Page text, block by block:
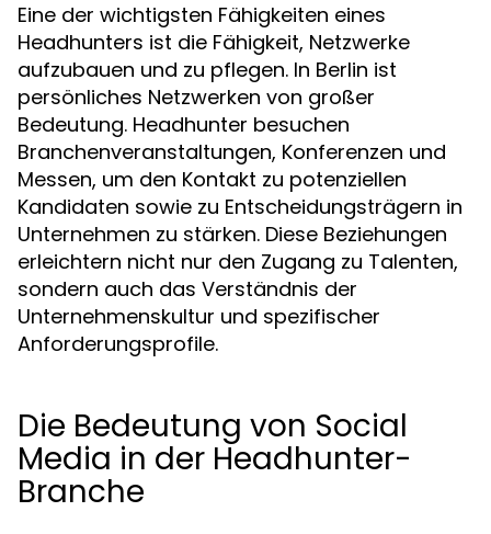
Eine der wichtigsten Fähigkeiten eines
Headhunters ist die Fähigkeit, Netzwerke
aufzubauen und zu pflegen. In Berlin ist
persönliches Netzwerken von großer
Bedeutung. Headhunter besuchen
Branchenveranstaltungen, Konferenzen und
Messen, um den Kontakt zu potenziellen
Kandidaten sowie zu Entscheidungsträgern in
Unternehmen zu stärken. Diese Beziehungen
erleichtern nicht nur den Zugang zu Talenten,
sondern auch das Verständnis der
Unternehmenskultur und spezifischer
Anforderungsprofile.
Die Bedeutung von Social
Media in der Headhunter-
Branche